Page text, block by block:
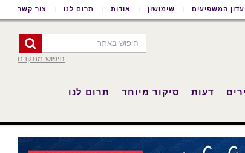
המשפיעים שימושון אודות תרום לנו צור קשר
חיפוש מתקדם
דעות סיקור מיוחד תרום לנו